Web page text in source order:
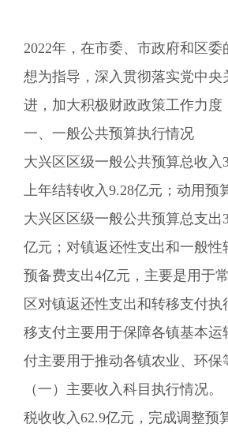
2022年，在市委、市政府和区委
想为指导 ， 深入贯彻落实党中央
进， 加大积极财政政策工作力度
一、一般公共预算执行情况
大兴区区级一般公共预算总收入
上年结转收入9.28亿元； 动用预
大兴区区级一般公共预算总支出
亿元；对镇返还性支出和一般性
预备费支出4亿元，主要是用于
区对镇返还性支出和转移支付执
移支付主要用于保障各镇基本
付主要用于推动各镇农业、环
（一）主要收入科目执行情况。
税收收入62.9亿元，完成调整预